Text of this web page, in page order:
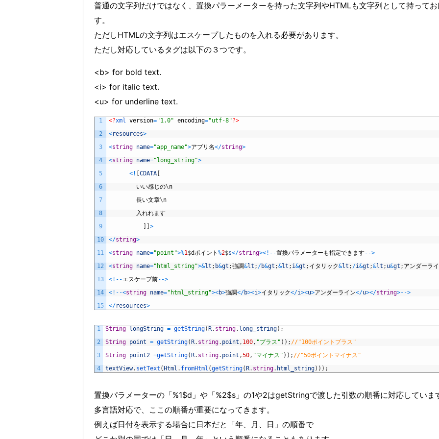
普通の文字列だけではなく、置換パラーメーターを持った文字列やHTMLも文字列として持って
す。
ただしHTMLの文字列はエスケープしたものを入れる必要があります。
ただし対応しているタグは以下の３つです。
<b> for bold text.
<i> for italic text.
<u> for underline text.
1
2
3
4
5
6
7
8
9
10
11
12
13
14
15
<?xml version="1.0" encoding="utf-8"?>
<resources>
<string name="app_name">アプリ名</string>
<string name="long_string">
< ! CDATA
いい感じの\n
長い文章\n
入れれます
>
</string>
<string name="point">%1$dポイント %2$s</string>< ! --置換パラメーターも指定できます-->
<string name="html_string">&lt ; b&gt ;強調&lt ; /b&gt ;&lt ; i&gt ; イタリック&lt ; /i&gt ;&lt ; u&gt ; アンダーラ
< ! --エスケープ前-->
< ! --<string name="html_string"><b>強調</b><i>イタリック</i><u>アンダーライン</u></string>-->
</resources>
1
2
3
4
String longString = getString( R. string. long_string) ;
String point = getString( R. string. point , 100, "プラス" ) ) ; //"100ポイントプラス"
String point2 =getString( R. string. point ,50, "マイナス" ) ) ; //"50ポイントマイナス"
textView. setText ( Html . fromHtml (getString( R. string. html_string) ) ) ;
置換パラメーターの「%1$d」や「%2$s」の1や2はgetStringで渡した引数の順番に対応していま
多言語対応で、ここの順番が重要になってきます。
例えば日付を表示する場合に日本だと「年、月、日」の順番で